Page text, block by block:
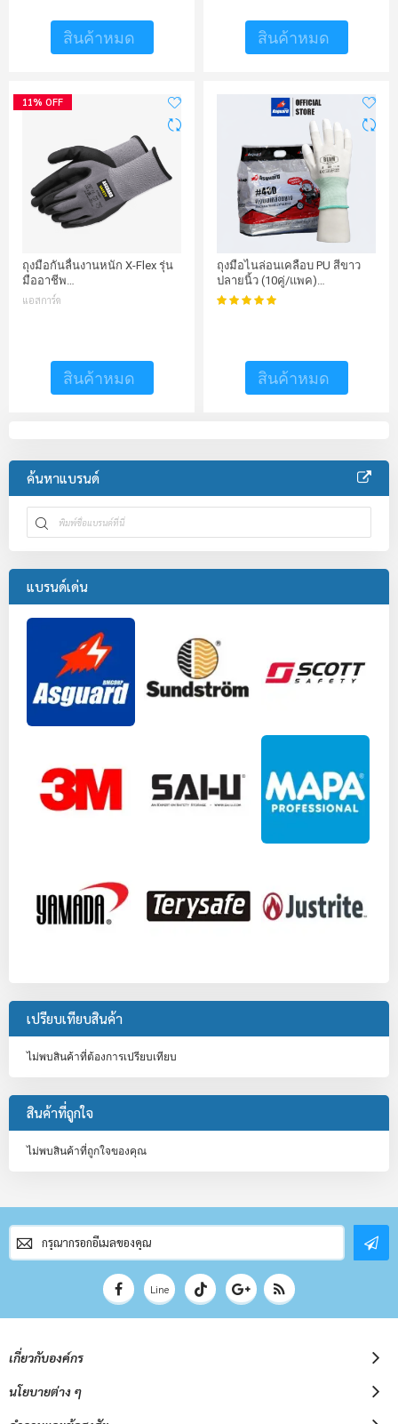
สินค้าหมด สินค้าหมด
11% OFF
ถุงมือกันลื่นงานหนัก X-Flex รุ่น
มืออาชีพ…
แอสการ์ด
สินค้าหมด
ถุงมือไนล่อนเคลือบ PU สีขาว
ปลายนิ้ว (10คู่/แพค)…
คะแนน:
สินค้าหมด
ค้นหาแบรนด์
แบรนด์เด่น
เปรียบเทียบสินค้า
ไม่พบสินค้าที่ต้องการเปรียบเทียบ
สินค้าที่ถูกใจ
ไม่พบสินค้าที่ถูกใจของคุณ
สมัคร
สมาชิก
จดหมาย
Line
เกี่ยวกับองค์กร
นโยบายต่าง ๆ